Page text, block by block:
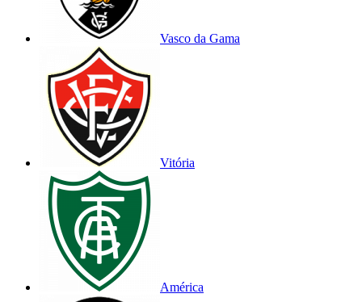
Vasco da Gama
Vitória
América